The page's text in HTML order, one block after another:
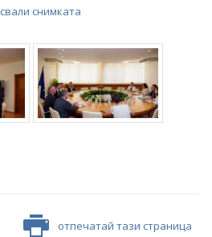
свали снимката
отпечатай тази страница